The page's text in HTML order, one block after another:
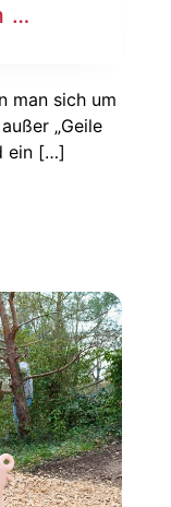
…
man sich um
„Geile
ein […]